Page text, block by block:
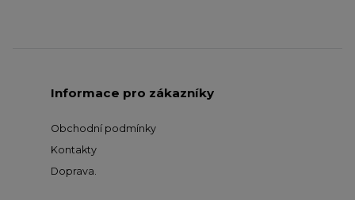
Informace pro zákazníky
Obchodní podmínky
Kontakty
Doprava.